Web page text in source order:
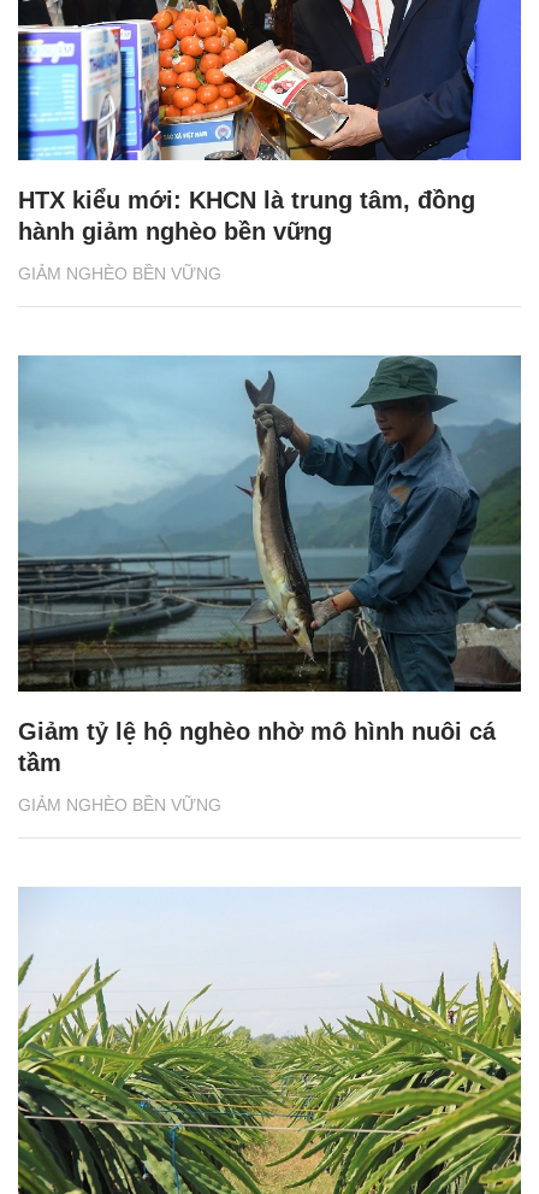
GIẢM NGHÈO BỀN VỮNG
HTX kiểu mới: KHCN là trung tâm, đồng
hành giảm nghèo bền vững
GIẢM NGHÈO BỀN VỮNG
Giảm tỷ lệ hộ nghèo nhờ mô hình nuôi cá
tầm